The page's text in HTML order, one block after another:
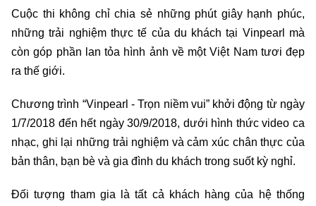
Cuộc thi không chỉ chia sẻ những phút giây hạnh phúc,
những trải nghiệm thực tế của du khách tại Vinpearl mà
còn góp phần lan tỏa hình ảnh về một Việt Nam tươi đẹp
ra thế giới.
Chương trình “Vinpearl - Trọn niềm vui” khởi động từ ngày
1/7/2018 đến hết ngày 30/9/2018, dưới hình thức video ca
nhạc, ghi lại những trải nghiệm và cảm xúc chân thực của
bản thân, bạn bè và gia đình du khách trong suốt kỳ nghỉ.
Đối tượng tham gia là tất cả khách hàng của hệ thống